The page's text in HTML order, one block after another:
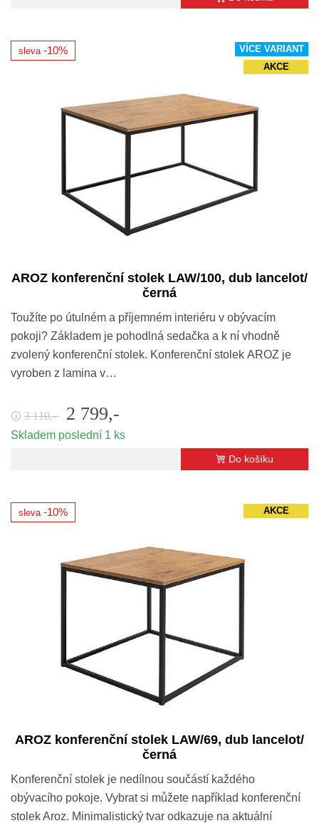
VÍCE VARIANT
AKCE
AROZ konferenční stolek LAW/100, dub lancelot/
černá
Toužíte po útulném a příjemném interiéru v obývacím
pokoji? Základem je pohodlná sedačka a k ní vhodně
zvolený konferenční stolek. Konferenční stolek AROZ je
vyroben z lamina v…
sleva -10%
🛈 3 110,- 2 799,-
Skladem poslední 1 ks
Do košíku
AKCE
AROZ konferenční stolek LAW/69, dub lancelot/
černá
Konferenční stolek je nedílnou součástí každého
obývacího pokoje. Vybrat si můžete například konferenční
stolek Aroz. Minimalistický tvar odkazuje na aktuální
sleva -10%